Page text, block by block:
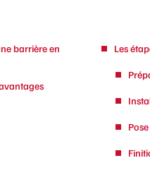
barrière en
Les